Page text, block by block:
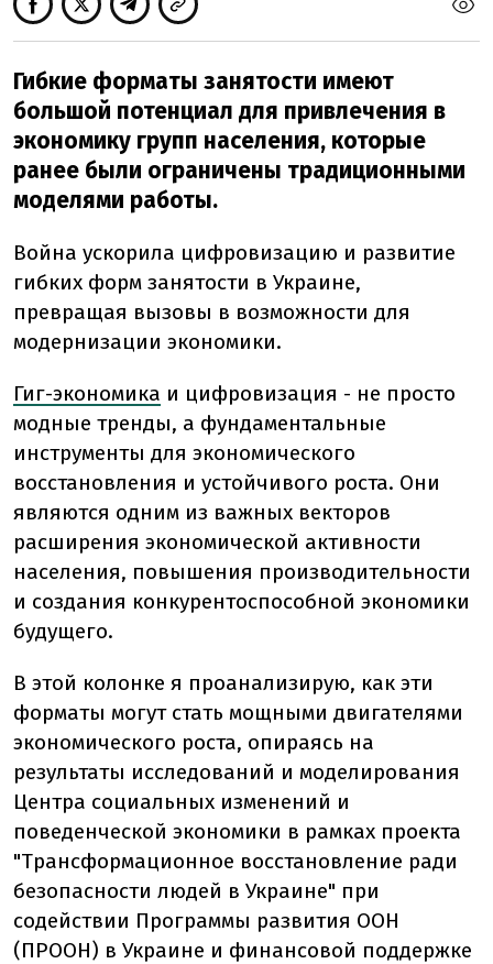
Гибкие форматы занятости имеют
большой потенциал для привлечения в
экономику групп населения, которые
ранее были ограничены традиционными
моделями работы.
Война ускорила цифровизацию и развитие
гибких форм занятости в Украине,
превращая вызовы в возможности для
модернизации экономики.
Гиг-экономика и цифровизация - не просто
модные тренды, а фундаментальные
инструменты для экономического
восстановления и устойчивого роста. Они
являются одним из важных векторов
расширения экономической активности
населения, повышения производительности
и создания конкурентоспособной экономики
будущего.
В этой колонке я проанализирую, как эти
форматы могут стать мощными двигателями
экономического роста, опираясь на
результаты исследований и моделирования
Центра социальных изменений и
поведенческой экономики в рамках проекта
"Трансформационное восстановление ради
безопасности людей в Украине" при
содействии Программы развития ООН
(ПРООН) в Украине и финансовой поддержке